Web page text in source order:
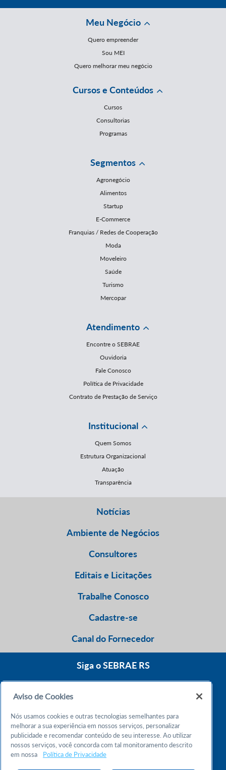
Meu Negócio
Quero empreender
Sou MEI
Quero melhorar meu negócio
Cursos e Conteúdos
Cursos
Consultorias
Programas
Segmentos
Agronegócio
Alimentos
Startup
E-Commerce
Franquias / Redes de Cooperação
Moda
Moveleiro
Saúde
Turismo
Mercopar
Atendimento
Encontre o SEBRAE
Ouvidoria
Fale Conosco
Política de Privacidade
Contrato de Prestação de Serviço
Institucional
Quem Somos
Estrutura Organizacional
Atuação
Transparência
Notícias
Ambiente de Negócios
Consultores
Editais e Licitações
Trabalhe Conosco
Cadastre-se
Canal do Fornecedor
Siga o SEBRAE RS
Atendimento 24h
Chame no WhatsApp
Aviso de Cookies
Nós usamos cookies e outras tecnologias semelhantes para
melhorar a sua experiência em nossos serviços, personalizar
publicidade e recomendar conteúdo de seu interesse. Ao utilizar
nossos serviços, você concorda com tal monitoramento descrito
em nossa
Política de Privacidade